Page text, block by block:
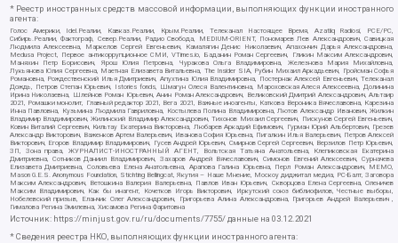
* Реестр иностранных средств массовой информации, выполняющих функции иностранного
агента:
Голос Америки, Idel.Реалии, Кавказ.Реалии, Крым.Реалии, Телеканал Настоящее Время, Azatliq Radiosi, PCE/PC,
Сибирь.Реалии, Фактограф, Север.Реалии, Радио Свобода, MEDIUM-ORIENT, Пономарев Лев Александрович, Савицкая
Людмила Алексеевна, Маркелов Сергей Евгеньевич, Камалягин Денис Николаевич, Апахончич Дарья Александровна,
Medusa Project, Первое антикоррупционное СМИ, VTimes.io, Баданин Роман Сергеевич, Гликин Максим Александрович,
Маняхин Петр Борисович, Ярош Юлия Петровна, Чуракова Ольга Владимировна, Железнова Мария Михайловна,
Лукьянова Юлия Сергеевна, Маетная Елизавета Витальевна, The Insider SIA, Рубин Михаил Аркадьевич, Гройсман Софья
Романовна, Рождественский Илья Дмитриевич, Апухтина Юлия Владимировна, Постернак Алексей Евгеньевич, Телеканал
Дождь, Петров Степан Юрьевич, Istories fonds, Шмагун Олеся Валентиновна, Мароховская Алеся Алексеевна, Долинина
Ирина Николаевна, Шлейнов Роман Юрьевич, Анин Роман Александрович, Великовский Дмитрий Александрович, Альтаир
2021, Ромашки монолит, Главный редактор 2021, Вега 2021, Важные иноагенты, Каткова Вероника Вячеславовна, Карезина
Инна Павловна, Кузьмина Людмила Гавриловна, Костылева Полина Владимировна, Лютов Александр Иванович, Жилкин
Владимир Владимирович, Жилинский Владимир Александрович, Тихонов Михаил Сергеевич, Пискунов Сергей Евгеньевич,
Ковин Виталий Сергеевич, Кильтау Екатерина Викторовна, Любарев Аркадий Ефимович, Гурман Юрий Альбертович, Грезев
Александр Викторович, Важенков Артем Валерьевич, Иванова София Юрьевна, Пигалкин Илья Валерьевич, Петров Алексей
Викторович, Егоров Владимир Владимирович, Гусев Андрей Юрьевич, Смирнов Сергей Сергеевич, Верзилов Петр Юрьевич,
ЗП, Зона права, ЖУРНАЛИСТ-ИНОСТРАННЫЙ АГЕНТ, Вольтская Татьяна Анатольевна, Клепиковская Екатерина
Дмитриевна, Сотников Даниил Владимирович, Захаров Андрей Вячеславович, Симонов Евгений Алексеевич, Сурначева
Елизавета Дмитриевна, Соловьева Елена Анатольевна, Арапова Галина Юрьевна, Перл Роман Александрович, МЕМО,
Mason G.E.S. Anonymous Foundation, Stichting Bellingcat, Якутия – Наше Мнение, Москоу диджитал медиа, РС-Балт, Заговора
Максим Александрович, Ветошкина Валерия Валерьевна, Павлов Иван Юрьевич, Скворцова Елена Сергеевна, Оленичев
Максим Владимирович, Как бы инагент, Кочетков Игорь Викторович, Иркутский союз библиофилов, Честные выборы,
Нобелевский призыв, Еланчик Олег Александрович, Григорьева Алина Александровна, Григорьев Андрей Валерьевич ,
Гималова Регина Эмилевна, Хисамова Регина Фаритовна
Источник: https://minjust.gov.ru/ru/documents/7755/данные на 03.12.2021
* Сведения реестра НКО, выполняющих функции иностранного агента: